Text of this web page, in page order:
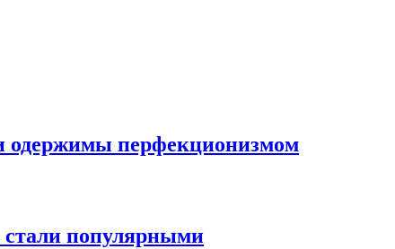
одержимы перфекционизмом
популярными